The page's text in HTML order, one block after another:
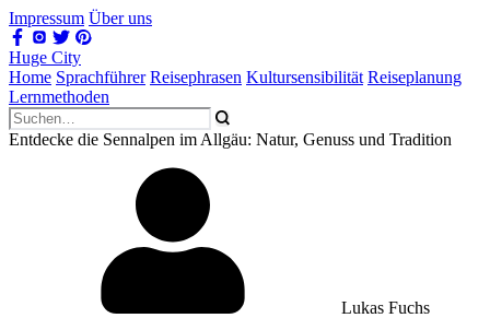
Impressum Über uns
Huge City
Home Sprachführer Reisephrasen Kultursensibilität Reiseplanung
Lernmethoden
Entdecke die Sennalpen im Allgäu: Natur, Genuss und Tradition
Lukas Fuchs